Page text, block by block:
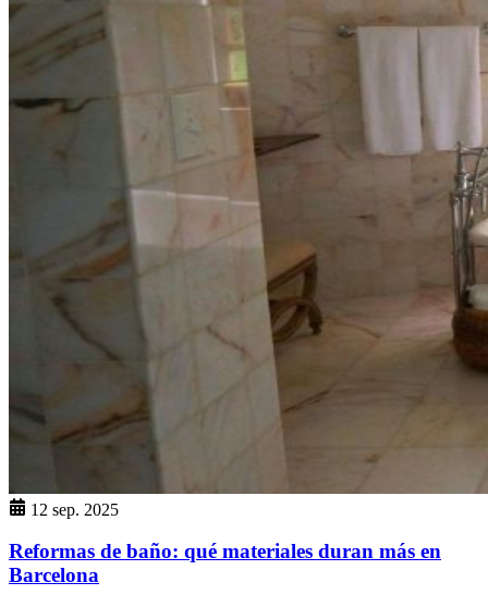
12 sep. 2025
Reformas de baño: qué materiales duran más en
Barcelona